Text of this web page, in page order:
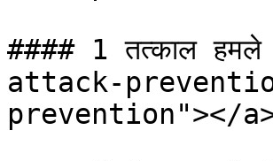
#### 1 तत्काल
attack-
prevention"></